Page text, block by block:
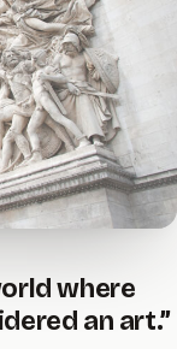
where
an art.”